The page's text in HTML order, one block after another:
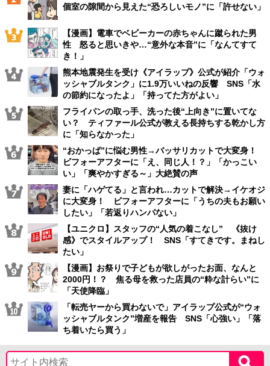
個室の隙間から見えた“恐ろしいモノ”に「許せない」
【漫画】電車でベビーカーの赤ちゃんに蹴られた男
性 怒ると思いきや…“意外な本音”に「なんてすて
き！」
熊本地震発生を受け《アイラップ》公式が紹介「ウォ
ッシャブルタンク」に1.9万いいねの反響 SNS「水
の節約になったよ」「持ってた方がよい」
フライパンの取っ手、洗った後“上向き”に置いてな
い？ ティファール公式が教える長持ちする乾かし方
に「知らなかった」
“おかっぱ”に悩む男性→バッサリカットで大変身！
ビフォーアフターに「え、同じ人！？」「かっこい
い」「爽やかすぎる～」大絶賛の声
妻に「ハゲてる」と言われ…カットで解決→イケオジ
に大変身！ ビフォーアフターに「うちの夫もお願い
したい」「若返りハンパない」
【ユニクロ】スタッフの“人気の着こなし” 《抜け
感》でスタイルアップ！ SNS「すてきです。まねし
たい」
【漫画】お祭りで子どもが欲しがったお面、なんと
2000円！？ 焦る母を救った店員の“粋な計らい”に
「天使降臨」
「転売ヤーから買わないで」アイラップ公式が“ウォ
ッシャブルタンク”増産を報告 SNS「心強い」「落
ち着いたら買う」